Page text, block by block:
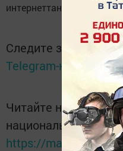
интернеттан
Следите за самым
Telegram-канале
Читайте новости
национальном
https://max.ru/